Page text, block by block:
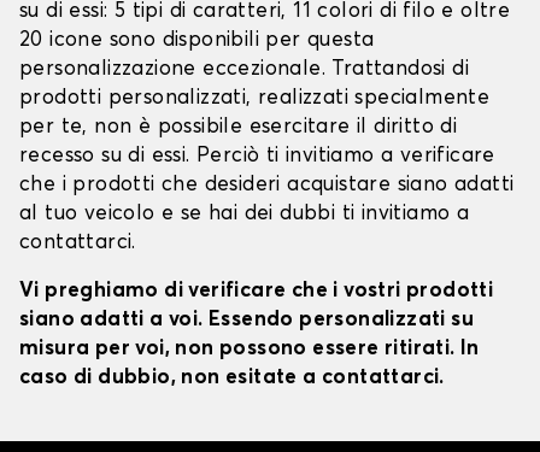
su di essi: 5 tipi di caratteri, 11 colori di filo e oltre
20 icone sono disponibili per questa
personalizzazione eccezionale. Trattandosi di
prodotti personalizzati, realizzati specialmente
per te, non è possibile esercitare il diritto di
recesso su di essi. Perciò ti invitiamo a verificare
che i prodotti che desideri acquistare siano adatti
al tuo veicolo e se hai dei dubbi ti invitiamo a
contattarci.
Vi preghiamo di verificare che i vostri prodotti
siano adatti a voi. Essendo personalizzati su
misura per voi, non possono essere ritirati. In
caso di dubbio, non esitate a contattarci.